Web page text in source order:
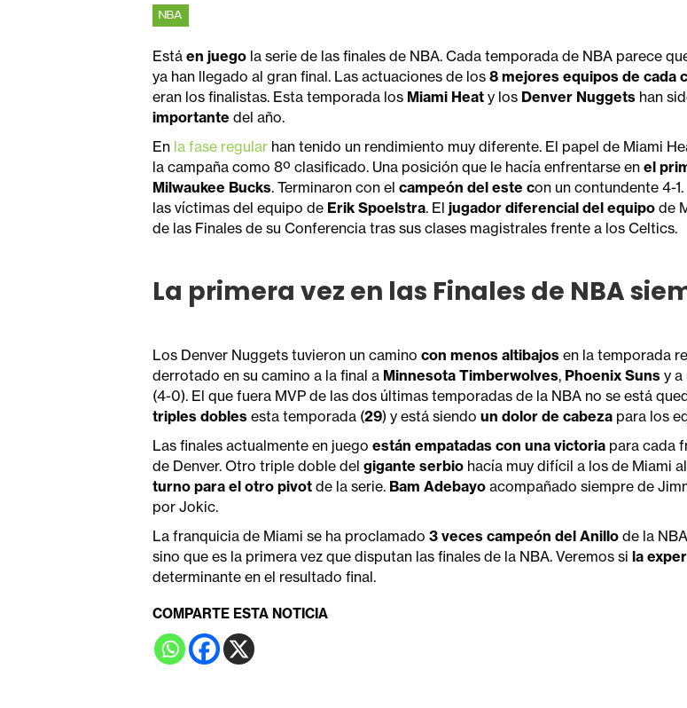
NBA
Está en juego la serie de las finales de NBA. Cada temporada de NBA parece
ya han llegado al gran final. Las actuaciones de los 8 mejores equipos de cada
eran los finalistas. Esta temporada los Miami Heat y los Denver Nuggets han
importante del año.
En la fase regular han tenido un rendimiento muy diferente. El papel de Miami
la campaña como 8º clasificado. Una posición que le hacía enfrentarse en el
Milwaukee Bucks. Terminaron con el campeón del este con un contundente 4-
las víctimas del equipo de Erik Spoelstra. El jugador diferencial del equipo de
de las Finales de su Conferencia tras sus clases magistrales frente a los Celtics.
La primera vez en las Finales de NBA
Los Denver Nuggets tuvieron un camino con menos altibajos en la temporada
derrotado en su camino a la final a Minnesota Timberwolves, Phoenix Suns y a
(4-0). El que fuera MVP de las dos últimas temporadas de la NBA no se está
triples dobles esta temporada (29) y está siendo un dolor de cabeza para los
Las finales actualmente en juego están empatadas con una victoria para cada
de Denver. Otro triple doble del gigante serbio hacía muy difícil a los de Miami
turno para el otro pivot de la serie. Bam Adebayo acompañado siempre de
por Jokic.
La franquicia de Miami se ha proclamado 3 veces campeón del Anillo de la
sino que es la primera vez que disputan las finales de la NBA. Veremos si la
determinante en el resultado final.
COMPARTE ESTA NOTICIA